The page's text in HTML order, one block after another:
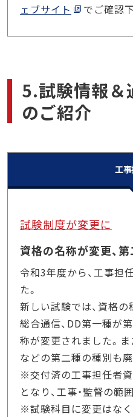
ェブサイト
でご確認
5.試験情報＆
のご紹介
工
試験制度が変更に
資格の名称が変更、
令和3年度から、工事担
た。
新しい試験では、資格の
総合通信、DD第一種が
称が変更されました。
などの第二種の種別も
※交付済の工事担任者
となり、工事・監督の範
※試験科目に変更はな